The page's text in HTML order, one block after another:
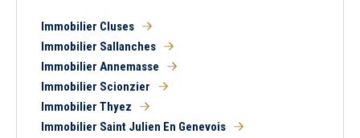
Immobilier Cluses
Immobilier Sallanches
Immobilier Annemasse
Immobilier Scionzier
Immobilier Thyez
Immobilier Saint Julien En Genevois